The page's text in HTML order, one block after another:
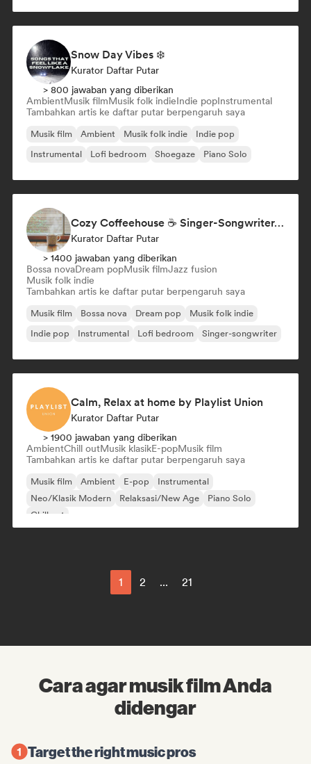
Snow Day Vibes ❄️
Kurator Daftar Putar
> 800 jawaban yang diberikan
AmbientMusik filmMusik folk indieIndie popInstrumental
Tambahkan artis ke daftar putar berpengaruh saya
Musik film Ambient Musik folk indie
Indie pop
Instrumental
Lofi bedroom Shoegaze Piano Solo
Cozy Coffeehouse ☕ Singer-Songwriter, Indie Folk & Acoustic
Kurator Daftar Putar
> 1400 jawaban yang diberikan
Bossa novaDream popMusik filmJazz fusion
Musik folk indie
Tambahkan artis ke daftar putar berpengaruh saya
Musik film Bossa nova Dream pop
Musik folk indie
Indie pop
Instrumental Lofi bedroom Singer-songwriter
Calm, Relax at home by Playlist Union
Kurator Daftar Putar
> 1900 jawaban yang diberikan
AmbientChill outMusik klasikE-popMusik film
Tambahkan artis ke daftar putar berpengaruh saya
Musik film Ambient E-pop
Instrumental
Neo/Klasik Modern
Relaksasi/New Age
Piano Solo
Chill out
1 2 ... 21
Cara agar musik film Anda
didengar
Target the right music pros